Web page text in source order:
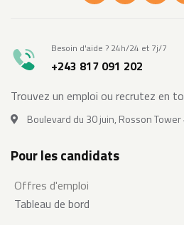
Besoin d'aide ? 24h/24 et 7j/7
+243 817 091 202
Trouvez un emploi ou recrutez en
Boulevard du 30 juin, Rosson
Pour les candidats
Offres d'emploi
Tableau de bord